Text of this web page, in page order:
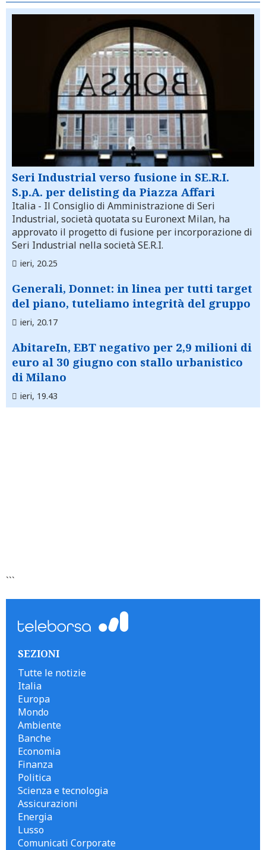
Seri Industrial verso fusione in SE.R.I.
S.p.A. per delisting da Piazza Affari
Italia - Il Consiglio di Amministrazione di Seri
Industrial, società quotata su Euronext Milan, ha
approvato il progetto di fusione per incorporazione di
Seri Industrial nella società SE.R.I.
ieri, 20.25
Generali, Donnet: in linea per tutti target
del piano, tuteliamo integrità del gruppo
ieri, 20.17
AbitareIn, EBT negativo per 2,9 milioni di
euro al 30 giugno con stallo urbanistico
di Milano
ieri, 19.43
```
SEZIONI
Tutte le notizie
Italia
Europa
Mondo
Ambiente
Banche
Economia
Finanza
Politica
Scienza e tecnologia
Assicurazioni
Energia
Lusso
Comunicati Corporate